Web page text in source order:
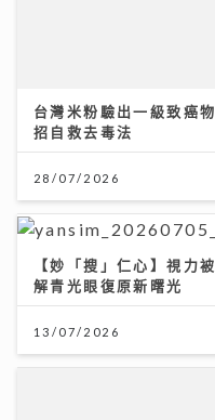
台灣米粉驗出一級致癌
招自救去毒法
28/07/2026
【妙「搜」仁心】視力
解青光眼復原新曙光
13/07/2026